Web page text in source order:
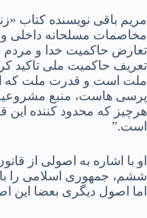
مریم باقی نویسنده کتاب
مخاصمات مسلحانه داخلی و
تعارض حاکمیت خدا و مردم
تعریف حاکمیت ملی تاکید
ملت است و قدرت ملت که
پرسی هاست، منبع
هرچیز که محدود کننده
است.”
او با اشاره به اصولی از
ششم، جمهوری اسلامی را با
اما اصول دیگری بعضا این